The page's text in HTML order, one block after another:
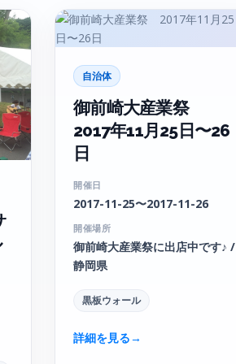
自治体
御前崎大産業祭
2017年11月25日〜26
日
開催日
2017-11-25〜2017-11-26
開催場所
御前崎大産業祭に出店中です♪ /
静岡県
黒板ウォール
詳細を見る→